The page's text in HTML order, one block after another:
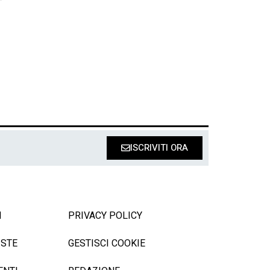
ISCRIVITI ORA
PRIVACY POLICY
GESTISCI COOKIE